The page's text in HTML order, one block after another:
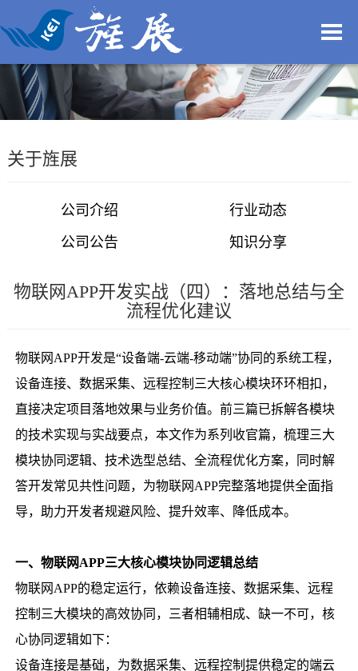
关于旌展
公司介绍
行业动态
公司公告
知识分享
物联网APP开发实战（四）：落地总结与全
流程优化建议
物联网APP开发是“设备端-云端-移动端”协同的系统工程，
设备连接、数据采集、远程控制三大核心模块环环相扣，
直接决定项目落地效果与业务价值。前三篇已拆解各模块
的技术实现与实战要点，本文作为系列收官篇，梳理三大
模块协同逻辑、技术选型总结、全流程优化方案，同时解
答开发常见共性问题，为物联网APP完整落地提供全面指
导，助力开发者规避风险、提升效率、降低成本。
一、物联网APP三大核心模块协同逻辑总结
物联网APP的稳定运行，依赖设备连接、数据采集、远程
控制三大模块的高效协同，三者相辅相成、缺一不可，核
心协同逻辑如下：
设备连接是基础，为数据采集、远程控制提供稳定的端云